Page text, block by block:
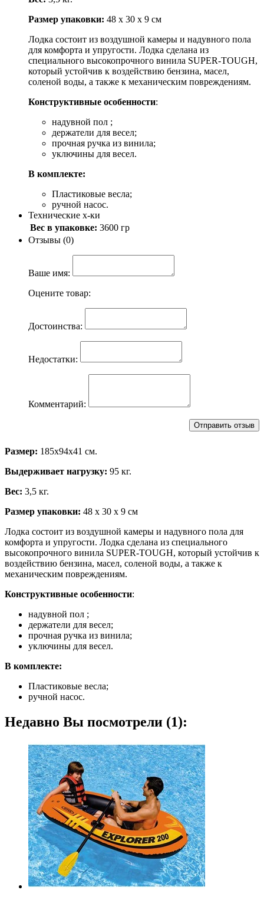
Размер упаковки: 48 х 30 х 9 см
Лодка состоит из воздушной камеры и надувного пола
для комфорта и упругости. Лодка сделана из
специального высокопрочного винила SUPER-TOUGH,
который устойчив к воздействию бензина, масел,
соленой воды, а также к механическим повреждениям.
Конструктивные особенности:
надувной пол ;
держатели для весел;
прочная ручка из винила;
уключины для весел.
В комплекте:
Пластиковые весла;
ручной насос.
Технические х-ки
Вес в упаковке: 3600 гр
Отзывы (0)
Ваше имя:
Оцените товар:
Достоинства:
Недостатки:
Комментарий:
Размер: 185х94х41 см.
Выдерживает нагрузку: 95 кг.
Вес: 3,5 кг.
Размер упаковки: 48 х 30 х 9 см
Лодка состоит из воздушной камеры и надувного пола для
комфорта и упругости. Лодка сделана из специального
высокопрочного винила SUPER-TOUGH, который устойчив к
воздействию бензина, масел, соленой воды, а также к
механическим повреждениям.
Конструктивные особенности:
надувной пол ;
держатели для весел;
прочная ручка из винила;
уключины для весел.
В комплекте:
Пластиковые весла;
ручной насос.
Недавно Вы посмотрели (1):